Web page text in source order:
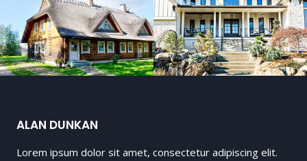
ALAN DUNKAN
Lorem ipsum dolor sit amet, consectetur adipiscing elit.